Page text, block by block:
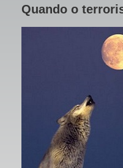
Quando o